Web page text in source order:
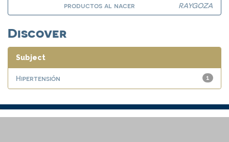
productos al nacer
RAYGOZA
Discover
Subject
1
Hipertensión